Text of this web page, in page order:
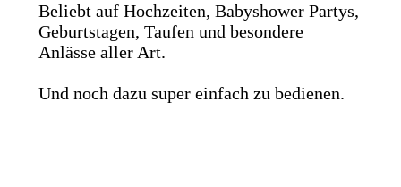
Beliebt auf Hochzeiten, Babyshower Partys,
Geburtstagen, Taufen und besondere
Anlässe aller Art.
Und noch dazu super einfach zu bedienen.